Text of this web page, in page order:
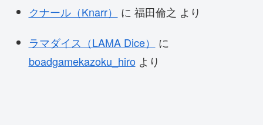
クナール（Knarr） に 福田倫之 より
ラマダイス（LAMA Dice）
に
boadgamekazoku_hiroより